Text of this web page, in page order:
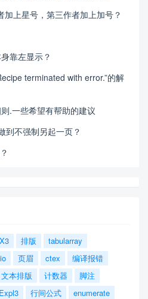
上星号，第三作者加上加号？
靠左显示？
terminated with error.”的解
.一些希望有帮助的建议
到不强制另起一页？
排版
tabularray
页眉 ctex
编译报错
文本排版 计数器
脚注
Expl3 行间公式
enumerate